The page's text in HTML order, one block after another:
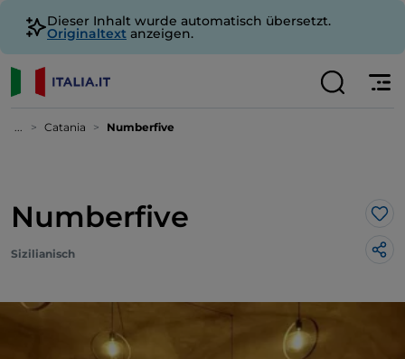
Dieser Inhalt wurde automatisch übersetzt.
Originaltext anzeigen.
... Catania Numberfive
Numberfive
Sizilianisch